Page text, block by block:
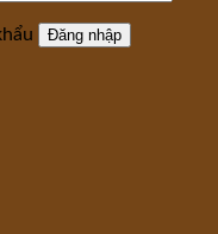
Đăng nhập